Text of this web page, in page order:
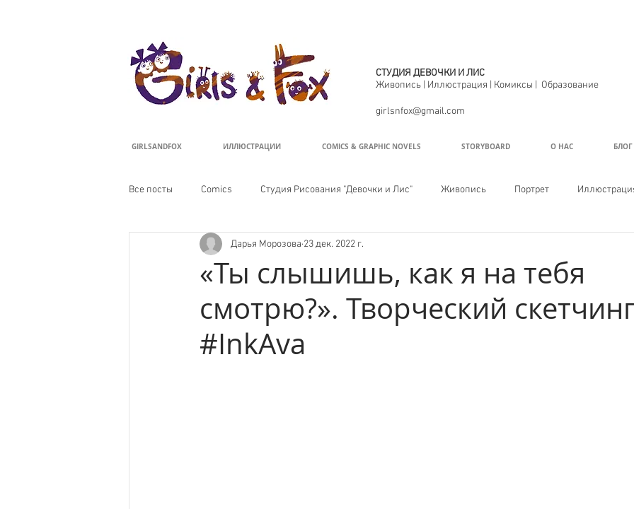
ДЕВОЧКИ И ЛИС
СТУДИЯ ДЕВОЧКИ И ЛИС
Живопись | Иллюстрация | Комиксы | Образование
girlsnfox@gmail.com
GIRLSANDFOX ИЛЛЮСТРАЦИИ COMICS & GRAPHIC NOVELS STORYBOARD О НАС БЛОГ
Все посты Comics Студия Рисования "Девочки и Лис" Живопись Портрет
«Ты слышишь, как я на тебя
смотрю?». Творческий
#InkAva
Дарья Морозова 23 дек. 2022 г.